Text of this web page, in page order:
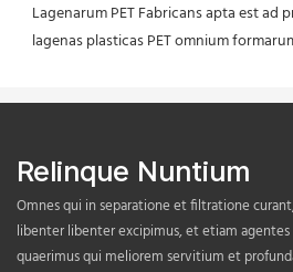
Lagenarum PET Fabricans apta est ad
lagenas plasticas PET omnium
Relinque Nuntium
Omnes qui in separatione et filtratione
libenter libenter excipimus, et etiam
quaerimus qui meliorem servitium et